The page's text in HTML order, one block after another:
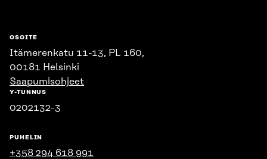
OSOITE
Itämerenkatu 11-13, PL 160,
00181 Helsinki
Saapumisohjeet
Y-TUNNUS
0202132-3
PUHELIN
+358 294 618 991